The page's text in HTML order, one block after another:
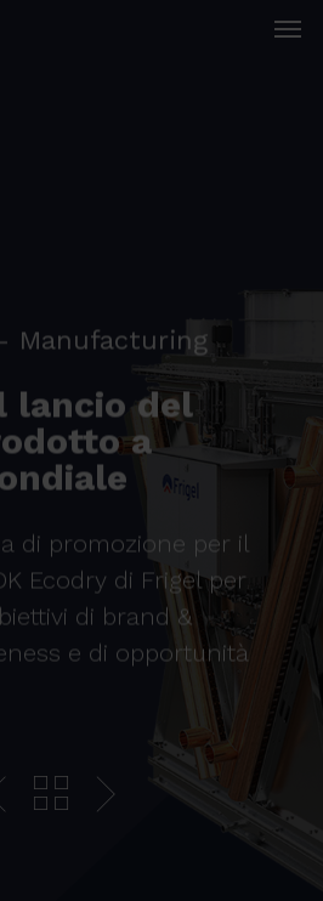
Manufacturing
lancio del
a
di promozione per il
Ecodry di Frigel per
di brand &
e di opportunità